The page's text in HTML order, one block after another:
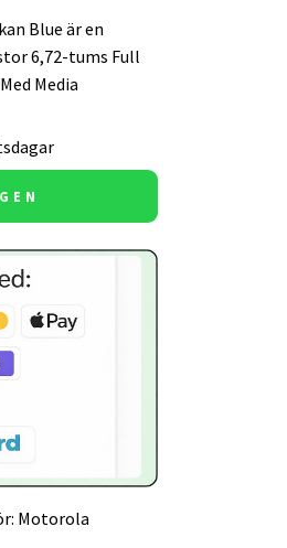
Blue är en
6,72-tums Full
Media
Motorola